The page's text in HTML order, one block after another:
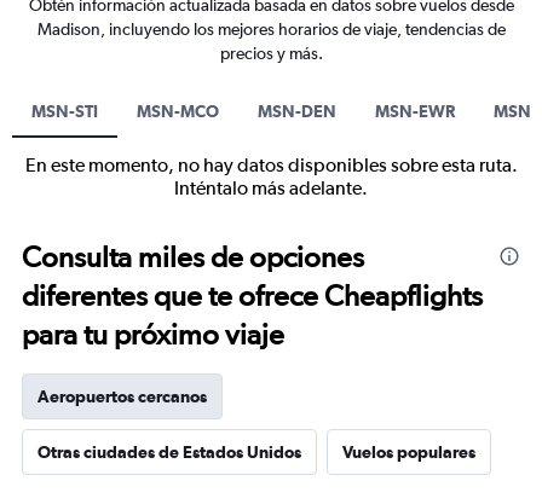
Obtén información actualizada basada en datos sobre vuelos desde
Madison, incluyendo los mejores horarios de viaje, tendencias de
precios y más.
MSN-STI MSN-MCO MSN-DEN MSN-EWR MSN-
En este momento, no hay datos disponibles sobre esta ruta.
Inténtalo más adelante.
Consulta miles de opciones
diferentes que te ofrece Cheapflights
para tu próximo viaje
Aeropuertos cercanos
Otras ciudades de Estados Unidos Vuelos populares